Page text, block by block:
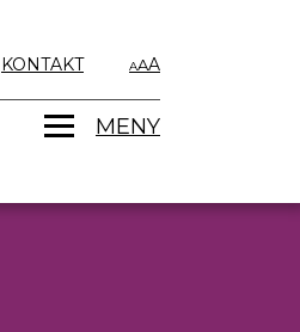
KONTAKT A
MENY